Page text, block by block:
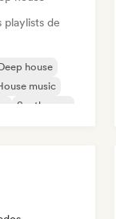
playlists de
house
music
Synthwave